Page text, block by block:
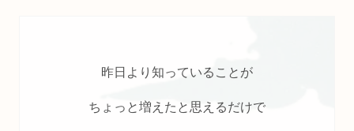
昨日より知っていることが
ちょっと増えたと思えるだけで